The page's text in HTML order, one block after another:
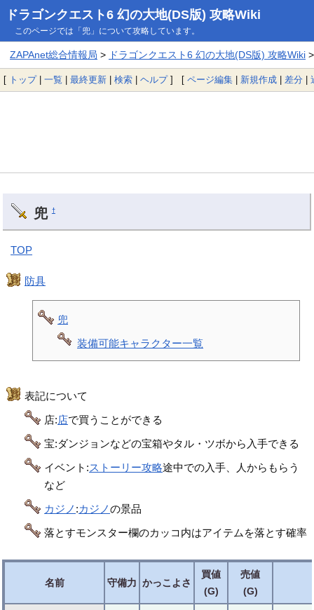
ドラゴンクエスト6 幻の大地(DS版) 攻略Wiki
このページでは「兜」について攻略しています。
ZAPAnet総合情報局 > ドラゴンクエスト6 幻の大地(DS版) 攻略Wiki>
[ トップ| 一覧 | 最終更新 | 検索 | ヘルプ] [ ページ編集 | 新規作成 | 差分 |
兜 †
TOP
防具
兜
装備可能キャラクター一覧
表記について
店:店で買うことができる
宝:ダンジョンなどの宝箱やタル・ツボから入手できる
イベント:ストーリー攻略途中での入手、人からもらう
など
カジノ :カジノの景品
落とすモンスター欄のカッコ内はアイテムを落とす確率
名前 守備力 かっこよさ
買値
(G)
売値
(G)